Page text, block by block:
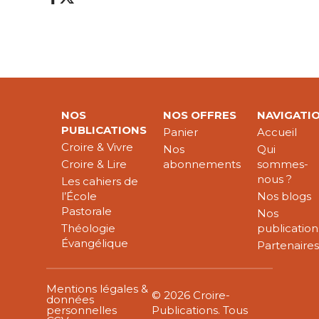
NOS
PUBLICATIONS
Croire & Vivre
Croire & Lire
Les cahiers de
l’École
Pastorale
Théologie
Évangélique
NOS OFFRES
Panier
Nos
abonnements
Accueil
Qui
sommes-
nous ?
Nos blogs
Nos
Partenaires
Mentions légales &
données
personnelles
© 2026 Croire-
Publications. Tous